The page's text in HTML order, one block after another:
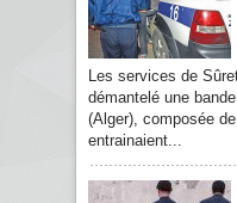
Les services de
démantelé une
(Alger), composée
entrainaient...